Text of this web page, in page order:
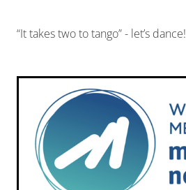
“It takes two to tango” - let’s dance!